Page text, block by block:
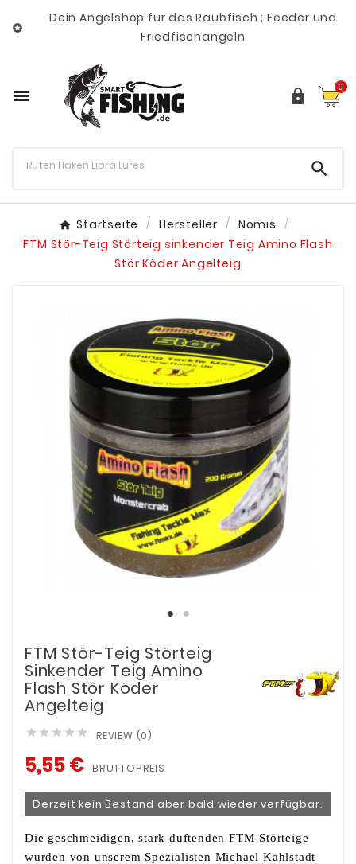

Dein Angelshop für das Raubfisch ; Feeder und
Friedfischangeln
  0

Startseite Hersteller
Nomis
FTM Stör-Teig Störteig sinkender Teig Amino Flash
Stör Köder Angelteig
FTM Stör-Teig Störteig
Sinkender Teig Amino
Flash Stör Köder
Angelteig
     REVIEW (0)
5,55 € BRUTTOPREIS
Derzeit kein Bestand aber bald wieder verfügbar.
Die geschmeidigen, stark duftenden FTM-Störteige
wurden von unserem Spezialisten Michael Kahlstadt